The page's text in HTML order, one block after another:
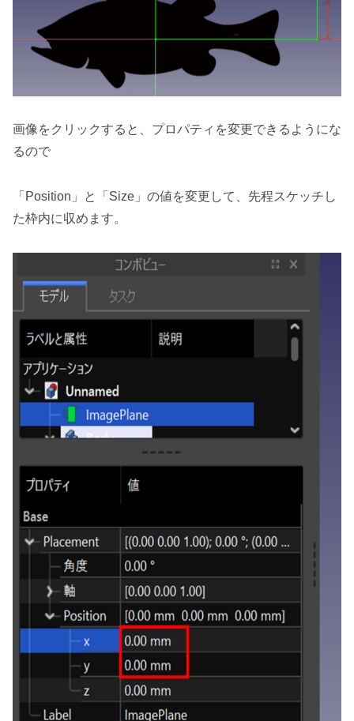
画像をクリックすると、プロパティを変更できるようにな
るので
「Position」と「Size」の値を変更して、先程スケッチし
た枠内に収めます。